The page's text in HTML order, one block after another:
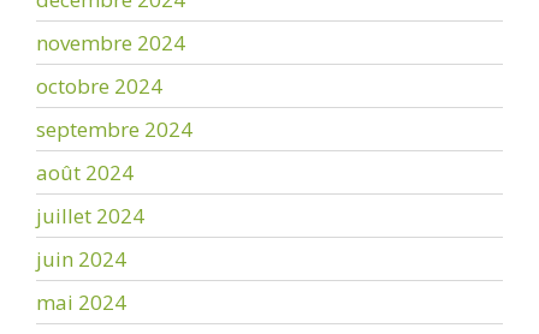
novembre 2024
octobre 2024
septembre 2024
août 2024
juillet 2024
juin 2024
mai 2024